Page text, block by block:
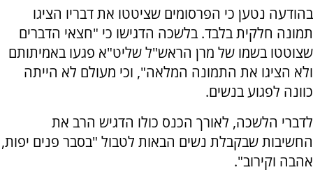
בהודעה נטען כי הפרסומים שציטטו את דבריו הציגו
תמונה חלקית בלבד. בלשכה הדגישו כי "חצאי הדברים
שצוטטו בשמו של מרן הראש"ל שליט"א פגעו באמיתותם
ולא הציגו את התמונה המלאה", וכי מעולם לא הייתה
כוונה לפגוע בנשים.
לדברי הלשכה, לאורך הכנס כולו הדגיש הרב את
החשיבות שבקבלת נשים הבאות לטבול "בסבר פנים יפות,
אהבה וקירוב".